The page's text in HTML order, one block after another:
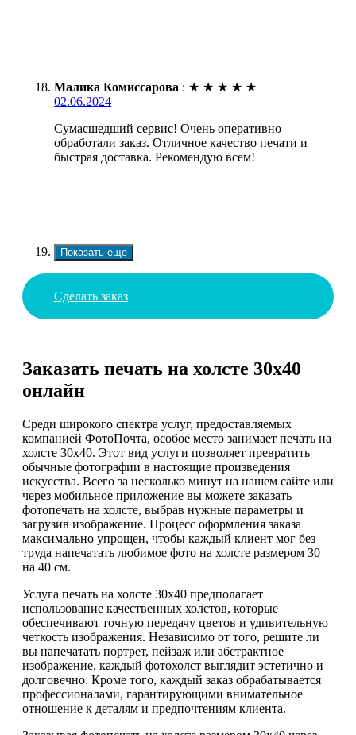
Малика Комиссарова : ★ ★ ★ ★ ★
02.06.2024
Сумасшедший сервис! Очень оперативно
обработали заказ. Отличное качество печати и
быстрая доставка. Рекомендую всем!
Показать еще
Сделать заказ
Заказать печать на холсте 30х40
онлайн
Среди широкого спектра услуг, предоставляемых
компанией ФотоПочта, особое место занимает печать на
холсте 30х40. Этот вид услуги позволяет превратить
обычные фотографии в настоящие произведения
искусства. Всего за несколько минут на нашем сайте или
через мобильное приложение вы можете заказать
фотопечать на холсте, выбрав нужные параметры и
загрузив изображение. Процесс оформления заказа
максимально упрощен, чтобы каждый клиент мог без
труда напечатать любимое фото на холсте размером 30
на 40 см.
Услуга печать на холсте 30х40 предполагает
использование качественных холстов, которые
обеспечивают точную передачу цветов и удивительную
четкость изображения. Независимо от того, решите ли
вы напечатать портрет, пейзаж или абстрактное
изображение, каждый фотохолст выглядит эстетично и
долговечно. Кроме того, каждый заказ обрабатывается
профессионалами, гарантирующими внимательное
отношение к деталям и предпочтениям клиента.